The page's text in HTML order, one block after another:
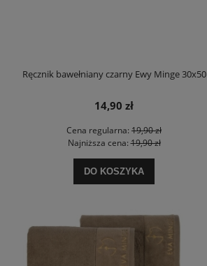
Ręcznik bawełniany czarny Ewy Minge 30x50
14,90 zł
Cena regularna: 19,90 zł
Najniższa cena:19,90 zł
DO KOSZYKA